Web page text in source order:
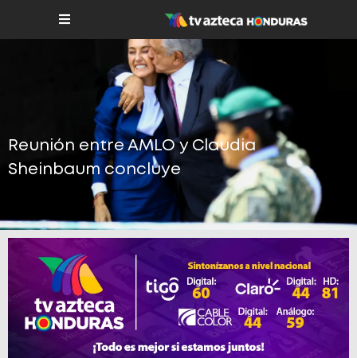
Reunión entre AMLO y Claudia
Sheinbaum concluye